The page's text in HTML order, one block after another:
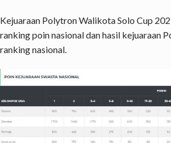
Kejuaraan Polytron Walikota Solo Cup
ranking poin nasional dan hasil kejuaraan
ranking nasional.